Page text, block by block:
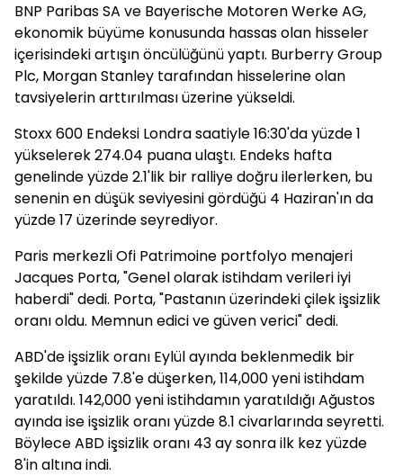
BNP Paribas SA ve Bayerische Motoren Werke AG,
ekonomik büyüme konusunda hassas olan hisseler
içerisindeki artışın öncülüğünü yaptı. Burberry Group
Plc, Morgan Stanley tarafından hisselerine olan
tavsiyelerin arttırılması üzerine yükseldi.
Stoxx 600 Endeksi Londra saatiyle 16:30'da yüzde 1
yükselerek 274.04 puana ulaştı. Endeks hafta
genelinde yüzde 2.1'lik bir ralliye doğru ilerlerken, bu
senenin en düşük seviyesini gördüğü 4 Haziran'ın da
yüzde 17 üzerinde seyrediyor.
Paris merkezli Ofi Patrimoine portfolyo menajeri
Jacques Porta, "Genel olarak istihdam verileri iyi
haberdi" dedi. Porta, "Pastanın üzerindeki çilek işsizlik
oranı oldu. Memnun edici ve güven verici" dedi.
ABD'de işsizlik oranı Eylül ayında beklenmedik bir
şekilde yüzde 7.8'e düşerken, 114,000 yeni istihdam
yaratıldı. 142,000 yeni istihdamın yaratıldığı Ağustos
ayında ise işsizlik oranı yüzde 8.1 civarlarında seyretti.
Böylece ABD işsizlik oranı 43 ay sonra ilk kez yüzde
8'in altına indi.